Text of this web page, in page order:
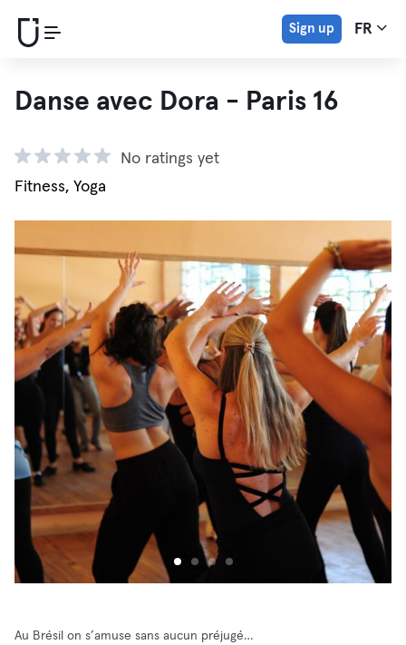
Sign up FR
Danse avec Dora - Paris 16
No ratings yet
Fitness, Yoga
Au Brésil on s’amuse sans aucun préjugé…